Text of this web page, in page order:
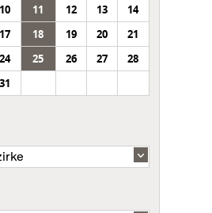
10 11 12 13
14
17 18 19 20
21
24 25 26 27
28
31